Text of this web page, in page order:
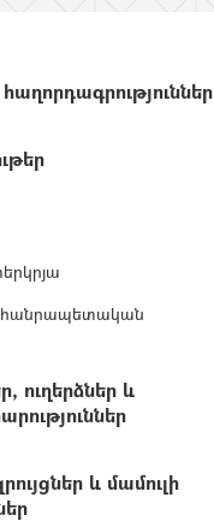
հաղորդագրություններ
ուղերձներ և
և մամուլի